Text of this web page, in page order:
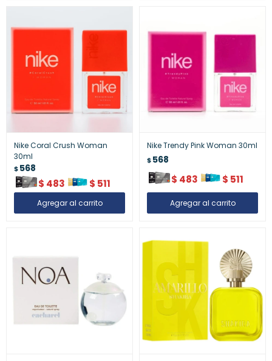
Nike Coral Crush Woman
30ml
$568
$ 483 $ 511
Nike Trendy Pink Woman 30ml
$568
$ 483 $ 511